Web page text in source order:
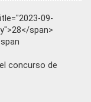
09-
span>
concurso de